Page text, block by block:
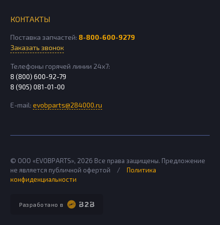
КОНТАКТЫ
Поставка запчастей: 8-800-600-9279
Заказать звонок
Телефоны горячей линии 24х7:
8 (800) 600-92-79
8 (905) 081-01-00
E-mail: evobparts@284000.ru
Разработано в
© ООО «EVOBPARTS», 2026 Все права защищены. Предложение
не является публичной офертой
/
Политика
конфиденциальности